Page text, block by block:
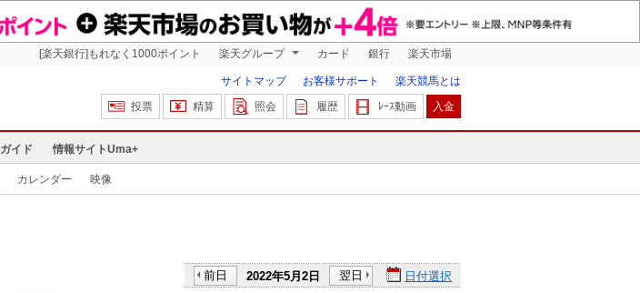
[楽天銀行]もれなく1000ポイント 楽天グループ カード 銀行 楽天市場
サイトマップ お客様サポート
楽天競馬とは
投票
精算 照会 履歴 ﾚｰｽ動画 入金
ガイド 情報サイトUma+
カレンダー 映像
前日 2022年5月2日 翌日 日付選択